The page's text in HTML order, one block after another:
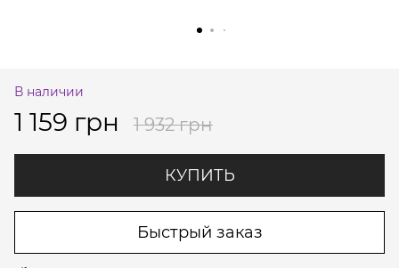
В наличии
1 159 грн 1 932 грн
КУПИТЬ
Быстрый заказ